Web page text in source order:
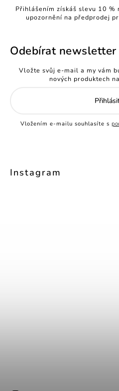
Instagram
Přihlášením získáš slevu 10 %
upozornění na předprodej
Odebírat newsletter
Vložte svůj e-mail a my vám
nových produktech
Vložením e-mailu souhlasíte s